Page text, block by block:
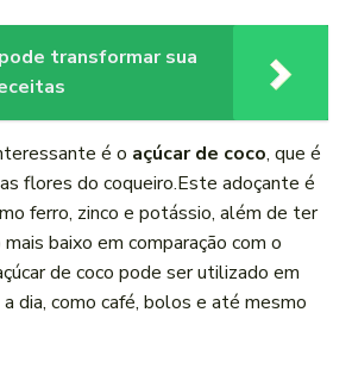
transformar sua
é o açúcar ⁤de coco, que‌ é
flores do coqueiro.Este adoçante é
ferro, zinco e‌ potássio, além de ter
baixo em comparação com o
de coco pode ⁣ser utilizado em
dia, como café, bolos e até mesmo